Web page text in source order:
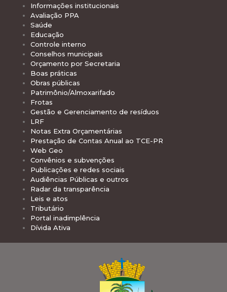
Informações institucionais
Avaliação PPA
Saúde
Educação
Controle interno
Conselhos municipais
Orçamento por Secretaria
Boas práticas
Obras públicas
Patrimônio/Almoxarifado
Frotas
Gestão e Gerenciamento de resíduos
LRF
Notas Extra Orçamentárias
Prestação de Contas Anual ao TCE-PR
Web Geo
Convênios e subvenções
Publicações e redes sociais
Audiências Públicas e outros
Radar da transparência
Leis e atos
Tributário
Portal inadimplência
Dívida Ativa